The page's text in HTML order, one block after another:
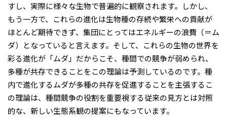
すし、実際に様々な生物で普遍的に観察されます。しかし、
もう一方で、これらの進化は生物種の存続や繁栄への貢献が
ほとんど期待できず、集団にとってはエネルギーの浪費（＝ム
ダ）となっていると言えます。そして、これらの生物の世界を
彩る進化が「ムダ」だからこそ、種間での競争が弱められ、
多種が共存できることをこの理論は予測しているのです。種
内で進化するムダが多種の共存を促進することを主張するこ
の理論は、種間競争の役割を重要視する従来の見方とは対照
的な、新しい生態系観の提案にもなっています。